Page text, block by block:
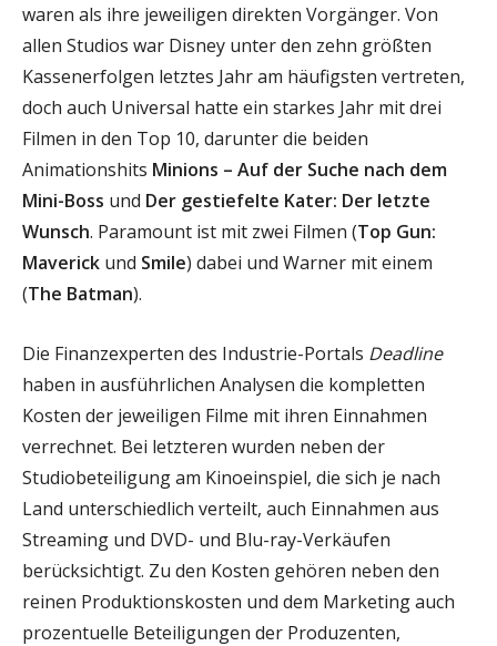
waren als ihre jeweiligen direkten Vorgänger. Von
allen Studios war Disney unter den zehn größten
Kassenerfolgen letztes Jahr am häufigsten vertreten,
doch auch Universal hatte ein starkes Jahr mit drei
Filmen in den Top 10, darunter die beiden
Animationshits Minions – Auf der Suche nach dem
Mini-Boss und Der gestiefelte Kater: Der letzte
Wunsch. Paramount ist mit zwei Filmen (Top Gun:
Maverick und Smile) dabei und Warner mit einem
(The Batman).
Die Finanzexperten des Industrie-Portals Deadline
haben in ausführlichen Analysen die kompletten
Kosten der jeweiligen Filme mit ihren Einnahmen
verrechnet. Bei letzteren wurden neben der
Studiobeteiligung am Kinoeinspiel, die sich je nach
Land unterschiedlich verteilt, auch Einnahmen aus
Streaming und DVD- und Blu-ray-Verkäufen
berücksichtigt. Zu den Kosten gehören neben den
reinen Produktionskosten und dem Marketing auch
prozentuelle Beteiligungen der Produzenten,